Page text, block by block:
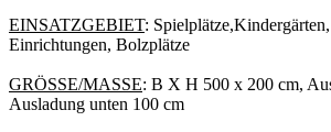
EINSATZGEBIET:
Einrichtungen, Bolzplätze
GRÖSSE/MASSE: B X H 500 x 200 cm,
Ausladung unten 100 cm